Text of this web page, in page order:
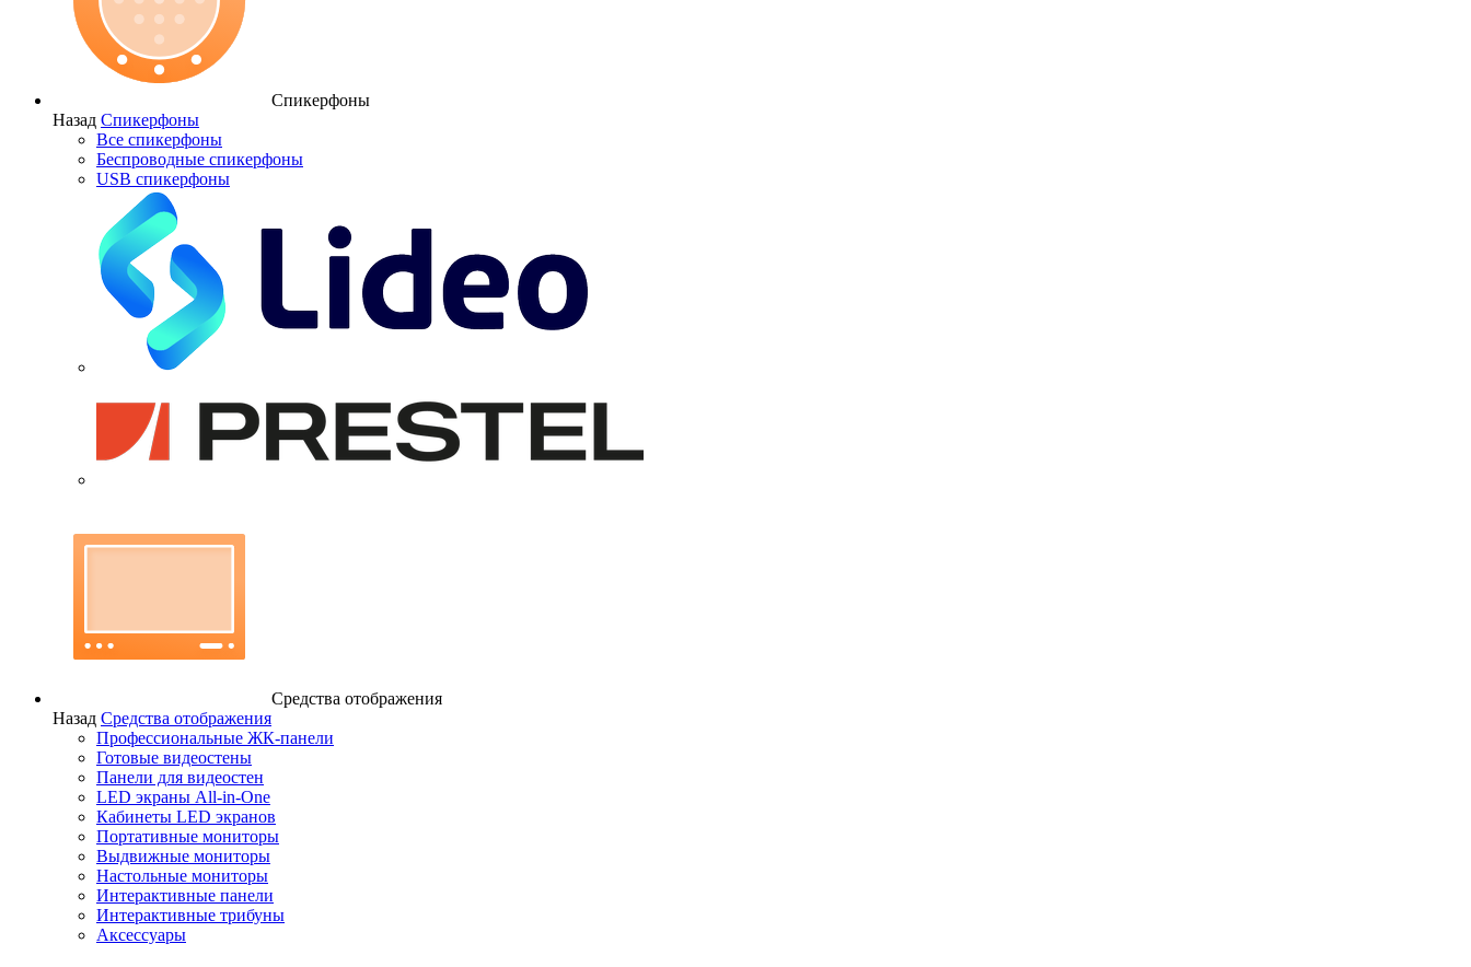
Спикерфоны
Назад Спикерфоны
Все спикерфоны
Беспроводные спикерфоны
USB спикерфоны
Средства отображения
Назад Средства отображения
Профессиональные ЖК-панели
Готовые видеостены
Панели для видеостен
LED экраны All-in-One
Кабинеты LED экранов
Портативные мониторы
Выдвижные мониторы
Настольные мониторы
Интерактивные панели
Интерактивные трибуны
Аксессуары